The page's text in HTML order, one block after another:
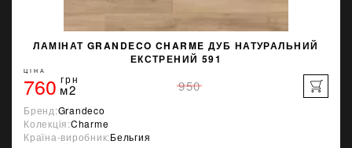
ЛАМІНАТ GRANDECO CHARME ДУБ НАТУРАЛЬНИЙ
ЕКСТРЕНИЙ 591
ЦІНА
760 грн
м2 950
Бренд:Grandeco
Колекція:Charme
Країна-виробник:Бельгия